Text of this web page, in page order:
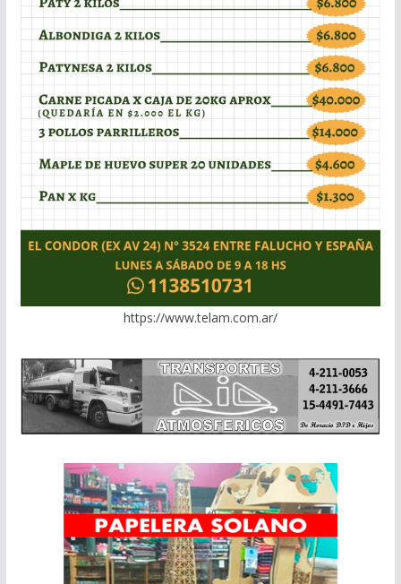
https://www.telam.com.ar/